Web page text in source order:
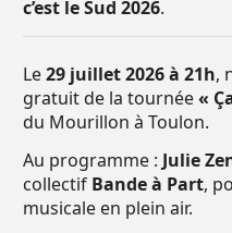
c’est le Sud 2026.
Le29 juillet 2026 à 21h,
gratuit de la tournée«
du Mourillon à Toulon.
Au programme : Julie
collectif Bande à Part,
musicale en plein air.